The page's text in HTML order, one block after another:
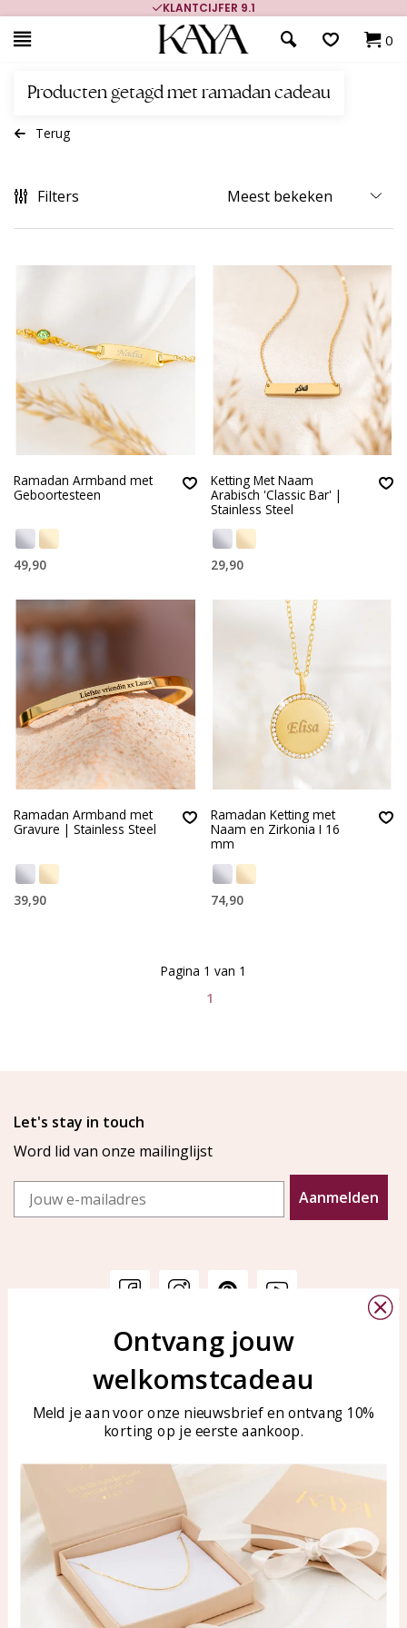
KLANTCIJFER 9.1
0
Producten getagd met ramadan cadeau
Terug
Filters
Ramadan Armband met
Geboortesteen
49,90
Ketting Met Naam
Arabisch 'Classic Bar' |
Stainless Steel
29,90
Ramadan Armband met
Gravure | Stainless Steel
39,90
Ramadan Ketting met
Naam en Zirkonia I 16
mm
74,90
1
Pagina 1 van 1
Let's stay in touch
Word lid van onze mailinglijst
Email
Aanmelden
Veelgestelde vragen
Sieraden onderhouden
KAYA Sieraden
Bellen of WhatsApp Ma-Vr
tussen 09:00-17:00
Tel: 0850003187
WhatsApp: 0850003187
klantenservice@kayasierade
Producten
Alle producten
Nieuwe producten
KAYA Sieraden
Over ons
Samenwerken?
Ontvang jouw
welkomstcadeau
Meld je aan voor onze nieuwsbrief en ontvang 10%
korting op je eerste aankoop.